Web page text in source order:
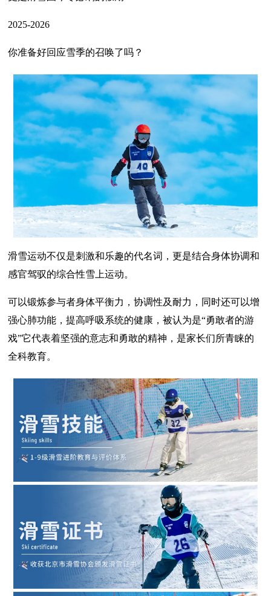
2025-2026
你准备好回应雪季的召唤了吗？
滑雪运动不仅是刺激和乐趣的代名词，更是结合身体协调和
感官驾驭的综合性雪上运动。
可以锻炼参与者身体平衡力，协调性及耐力，同时还可以增
强心肺功能，提高呼吸系统的健康，被认为是“勇敢者的游
戏”它代表着坚强的意志和勇敢的精神，是家长们所青睐的
全科教育。